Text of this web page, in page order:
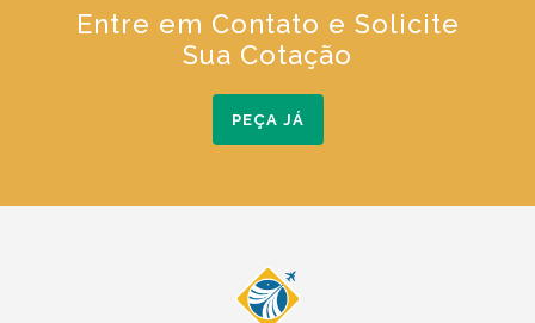
Entre em Contato e Solicite
Sua Cotação
PEÇA JÁ